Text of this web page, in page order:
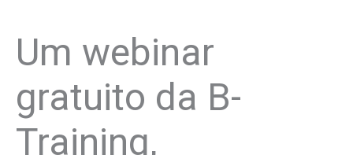
Um webinar
gratuito da B-
Training,